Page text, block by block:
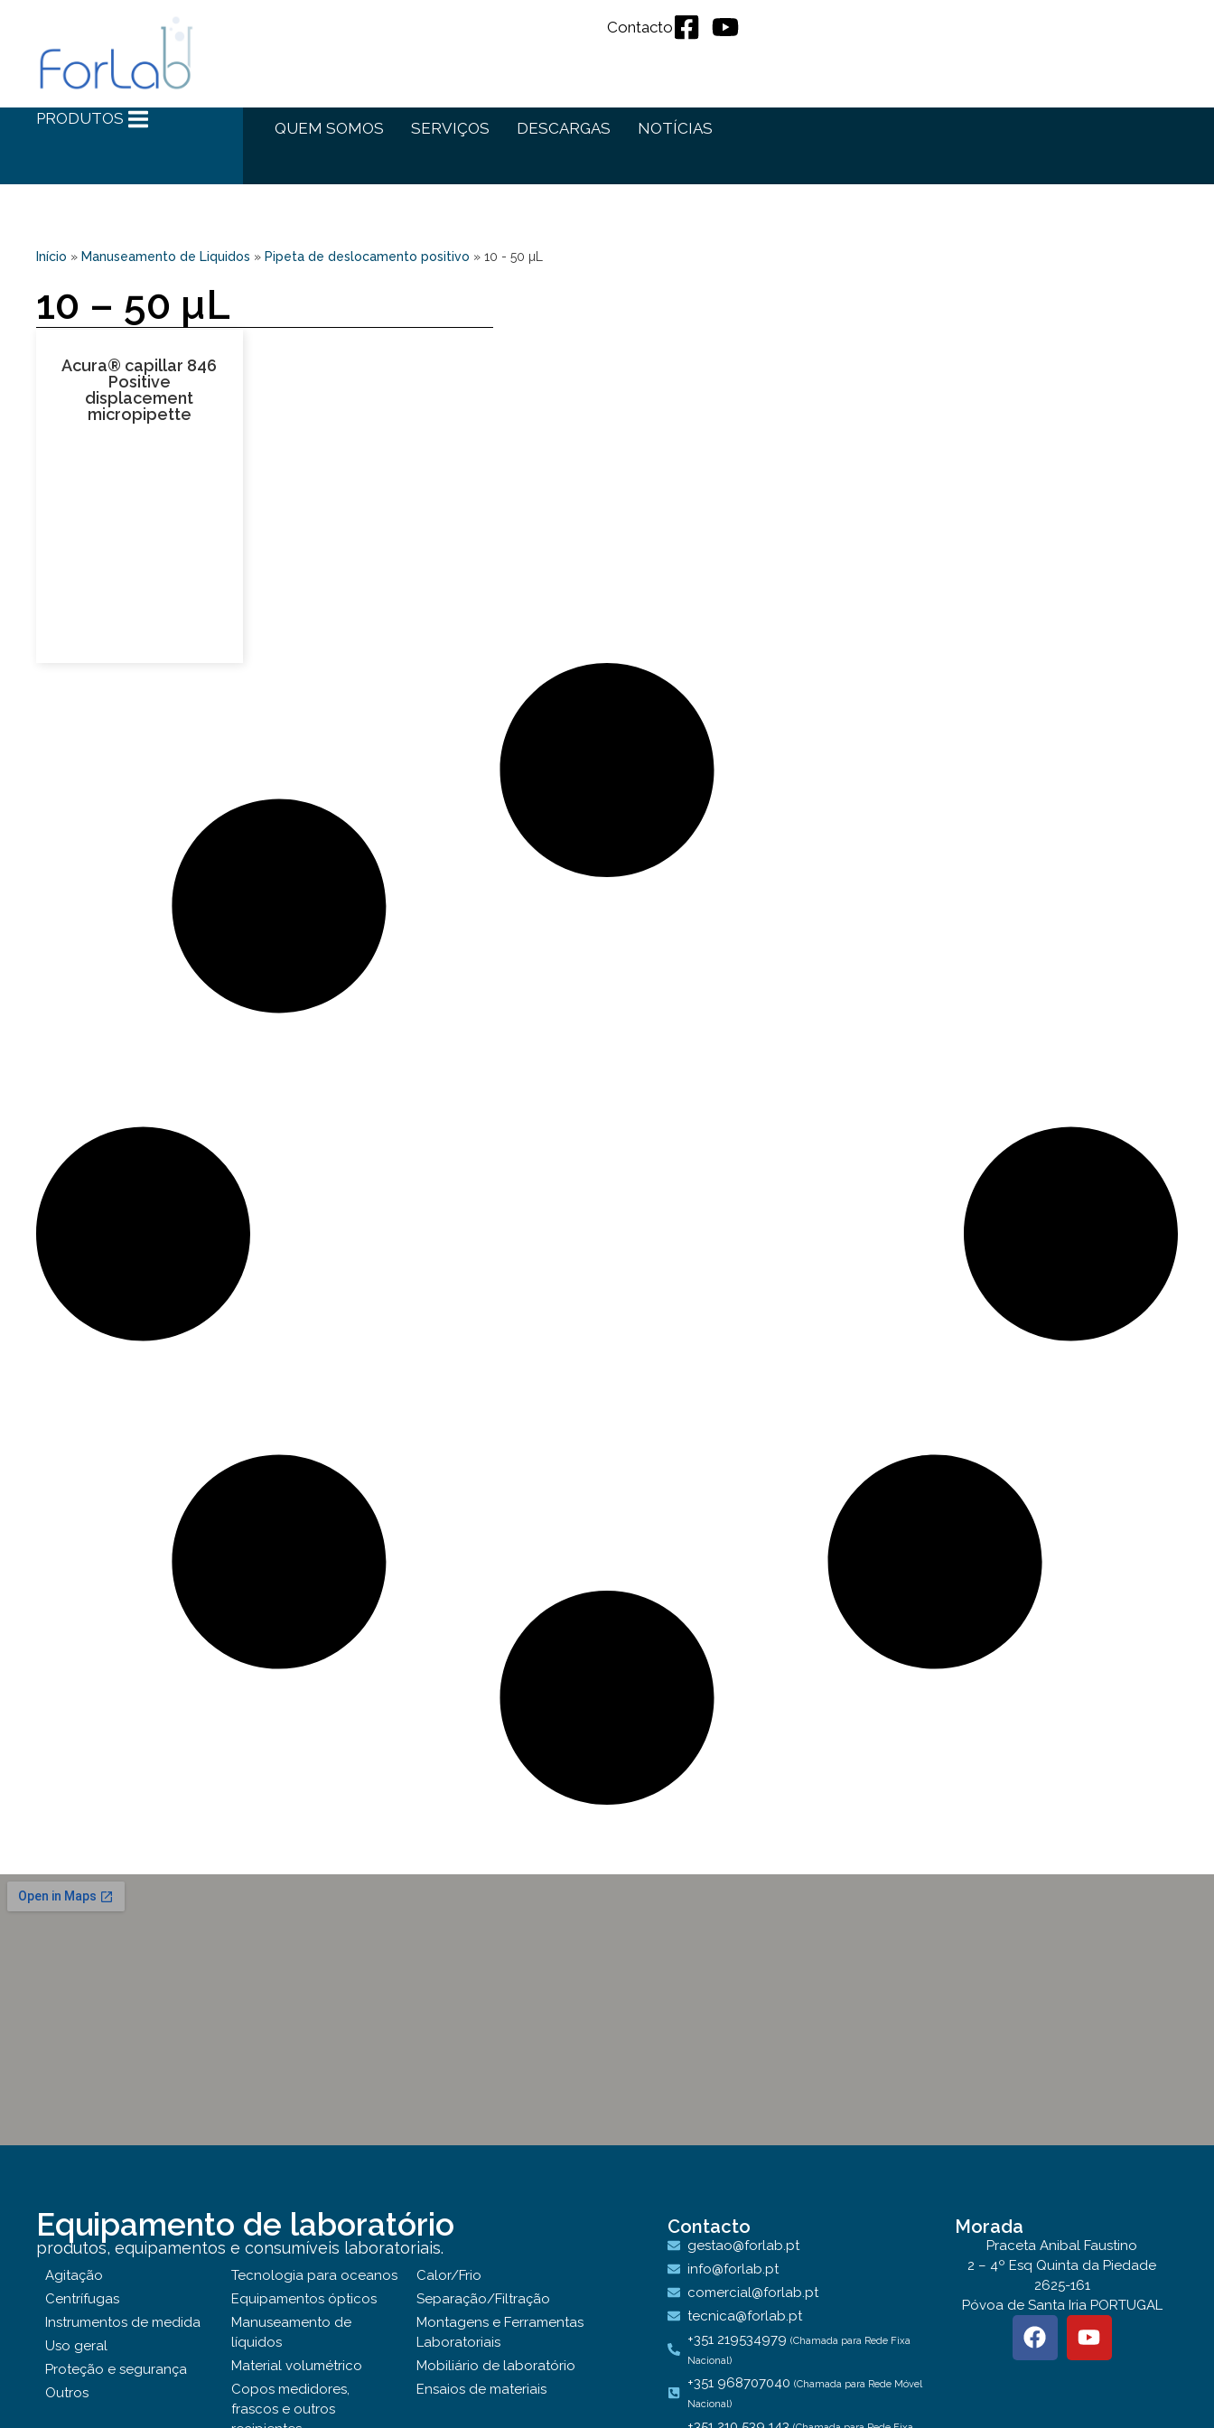
Contacto
PRODUTOS
QUEM SOMOS SERVIÇOS DESCARGAS NOTÍCIAS
Início » Manuseamento de Liquidos » Pipeta de deslocamento positivo » 10 - 50 µL
10 – 50 µL
Acura® capillar 846
Positive
displacement
micropipette
Equipamento de laboratório
produtos, equipamentos e consumíveis laboratoriais.
Agitação
Centrífugas
Instrumentos de medida
Uso geral
Proteção e segurança
Outros
Tecnologia para oceanos
Equipamentos ópticos
Manuseamento de
líquidos
Material volumétrico
Copos medidores,
frascos e outros
Calor/Frio
Separação/Filtração
Montagens e Ferramentas
Laboratoriais
Mobiliário de laboratório
Ensaios de materiais
Contacto
gestao@forlab.pt
info@forlab.pt
comercial@forlab.pt
tecnica@forlab.pt
+351 219534979(Chamada para Rede Fixa
Nacional)
+351 968707040(Chamada para Rede Móvel
Nacional)
Morada
Praceta Anibal Faustino
2 – 4º Esq Quinta da Piedade
2625-161
Póvoa de Santa Iria PORTUGAL